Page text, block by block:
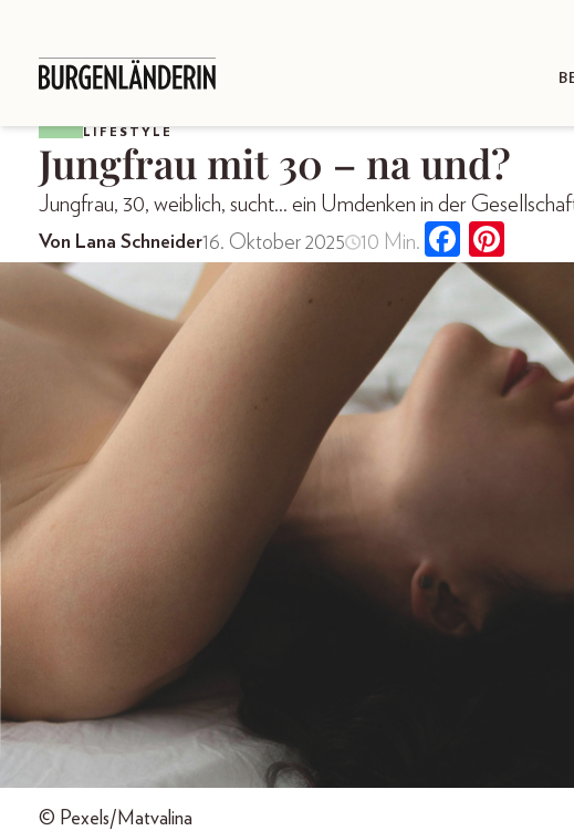
LIFESTYLE
Jungfrau mit 30 – na und?
Jungfrau, 30, weiblich, sucht... ein Umdenken in der
Von Lana Schneider16. Oktober 2025 10 Min.
© Pexels/Matvalina